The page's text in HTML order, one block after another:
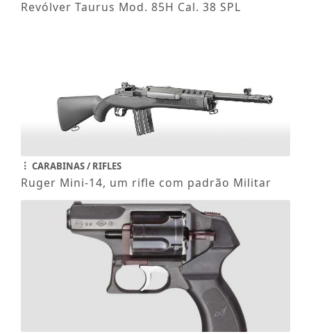
Revólver Taurus Mod. 85H Cal. 38 SPL
CARABINAS / RIFLES
Ruger Mini-14, um rifle com padrão Militar